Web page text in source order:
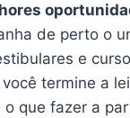
de perto o
e
termine a
o que fazer a